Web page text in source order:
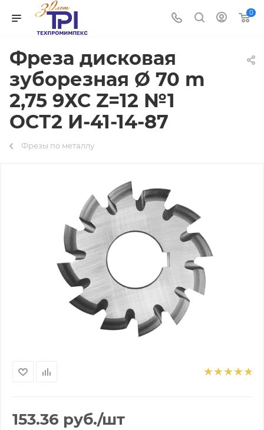
0
Фреза дисковая
зуборезная Ø 70 m
2,75 9ХС Z=12 №1
ОСТ2 И-41-14-87
Фрезы по металлу
153.36 руб./шт